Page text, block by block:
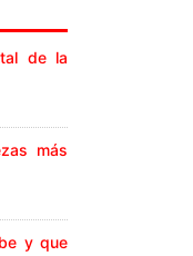
de la
más
y que